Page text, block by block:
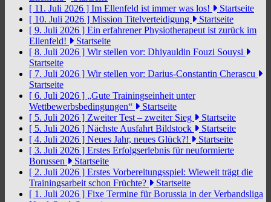
[ 11. Juli 2026 ] Im Ellenfeld ist immer was los!
Startseite
[ 10. Juli 2026 ] Mission Titelverteidigung
Startseite
[ 9. Juli 2026 ] Ein erfahrener Physiotherapeut ist zurück im
Ellenfeld!
Startseite
[ 8. Juli 2026 ] Wir stellen vor: Dhiyauldin Fouzi Souysi
Startseite
[ 7. Juli 2026 ] Wir stellen vor: Darius-Constantin Cherascu
Startseite
[ 6. Juli 2026 ] „Gute Trainingseinheit unter
Wettbewerbsbedingungen“
Startseite
[ 5. Juli 2026 ] Zweiter Test – zweiter Sieg
Startseite
[ 5. Juli 2026 ] Nächste Ausfahrt Bildstock
Startseite
[ 4. Juli 2026 ] Neues Jahr, neues Glück?!
Startseite
[ 3. Juli 2026 ] Erstes Erfolgserlebnis für neuformierte
Borussen
Startseite
[ 2. Juli 2026 ] Erstes Vorbereitungsspiel: Wieweit trägt die
Trainingsarbeit schon Früchte?
Startseite
[ 1. Juli 2026 ] Fixe Termine für Borussia in der Verbandsliga